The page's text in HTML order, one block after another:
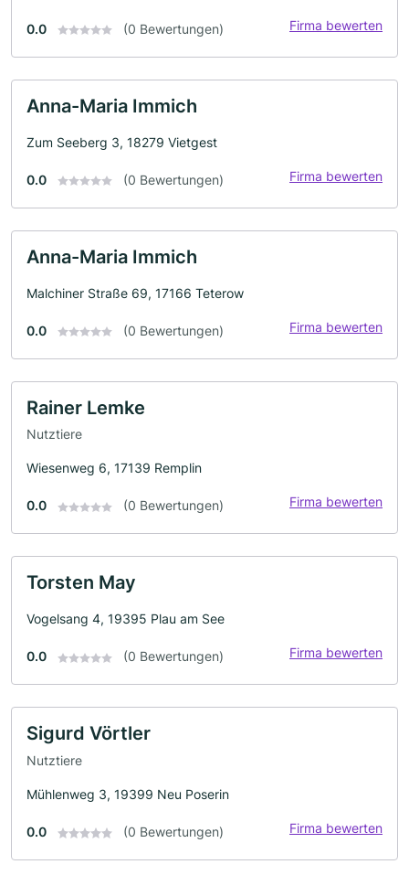
0.0 (0 Bewertungen) Firma bewerten
Anna-Maria Immich
Zum Seeberg 3, 18279 Vietgest
0.0 (0 Bewertungen) Firma bewerten
Anna-Maria Immich
Malchiner Straße 69, 17166 Teterow
0.0 (0 Bewertungen) Firma bewerten
Rainer Lemke
Nutztiere
Wiesenweg 6, 17139 Remplin
0.0 (0 Bewertungen) Firma bewerten
Torsten May
Vogelsang 4, 19395 Plau am See
0.0 (0 Bewertungen) Firma bewerten
Sigurd Vörtler
Nutztiere
Mühlenweg 3, 19399 Neu Poserin
0.0 (0 Bewertungen) Firma bewerten